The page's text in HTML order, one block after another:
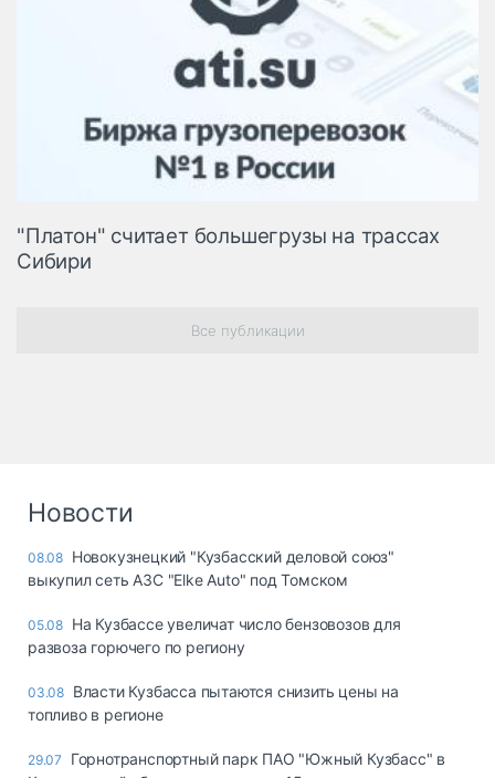
"Платон" считает большегрузы на трассах
Сибири
Все публикации
Новости
08.08 Новокузнецкий "Кузбасский деловой союз"
выкупил сеть АЗС "Elke Auto" под Томском
05.08 На Кузбассе увеличат число бензовозов для
развоза горючего по региону
03.08 Власти Кузбасса пытаются снизить цены на
топливо в регионе
29.07
Горнотранспортный парк ПАО "Южный Кузбасс" в